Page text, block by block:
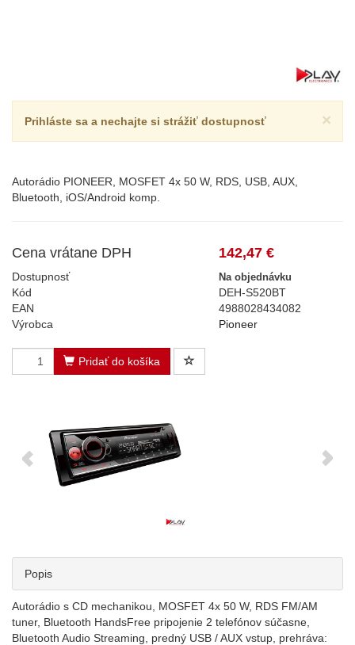
×
Prihláste sa a nechajte si strážiť dostupnosť
Autorádio PIONEER, MOSFET 4x 50 W, RDS, USB, AUX,
Bluetooth, iOS/Android komp.
Cena vrátane DPH 142,47 €
Dostupnosť Na objednávku
Kód
DEH-S520BT
EAN
4988028434082
Výrobca
Pioneer
Pridať do košíka
Popis
Autorádio s CD mechanikou, MOSFET 4x 50 W, RDS FM/AM
tuner, Bluetooth HandsFree pripojenie 2 telefónov súčasne,
Bluetooth Audio Streaming, predný USB / AUX vstup, prehráva: